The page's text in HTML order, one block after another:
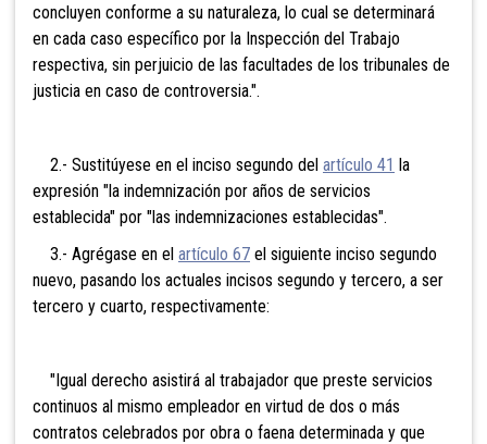
concluyen conforme a su naturaleza, lo cual se determinará
en cada caso específico por la Inspección del Trabajo
respectiva, sin perjuicio de las facultades de los tribunales de
justicia en caso de controversia.".
2.- Sustitúyese en el inciso segundo del artículo 41 la
expresión "la indemnización por años de servicios
establecida" por "las indemnizaciones establecidas".
3.- Agrégase en el artículo 67 el siguiente inciso segundo
nuevo, pasando los actuales incisos segundo y tercero, a ser
tercero y cuarto, respectivamente:
"Igual derecho asistirá al trabajador que preste servicios
continuos al mismo empleador en virtud de dos o más
contratos celebrados por obra o faena determinada y que